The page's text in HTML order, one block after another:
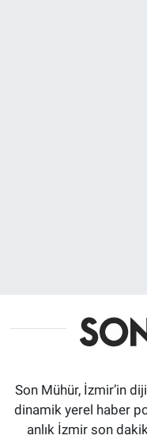
Son Mühür, İzmir’in
dinamik yerel haber
anlık İzmir son